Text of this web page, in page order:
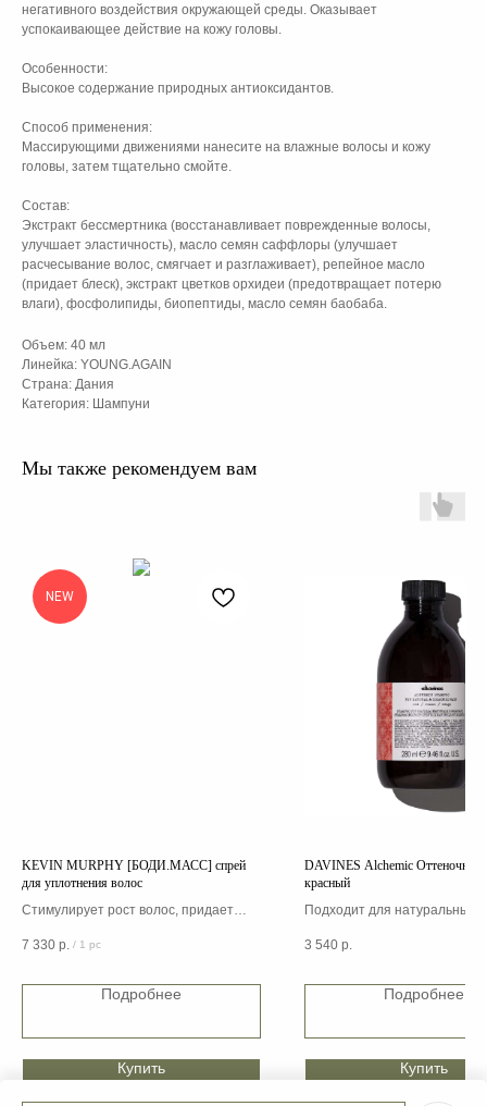
негативного воздействия окружающей среды. Оказывает
успокаивающее действие на кожу головы.
Особенности:
Высокое содержание природных антиоксидантов.
Способ применения:
Массирующими движениями нанесите на влажные волосы и кожу
головы, затем тщательно смойте.
Состав:
Экстракт бессмертника (восстанавливает поврежденные волосы,
улучшает эластичность), масло семян саффлоры (улучшает
расчесывание волос, смягчает и разглаживает), репейное масло
(придает блеск), экстракт цветков орхидеи (предотвращает потерю
влаги), фосфолипиды, биопептиды, масло семян баобаба.
Объем: 40 мл
Линейка: YOUNG.AGAIN
Страна: Дания
Категория: Шампуни
Мы также рекомендуем вам
NEW
KEVIN MURPHY [БОДИ.МАСС] спрей
для уплотнения волос
Стимулирует рост волос, придает
выпадение
7 330 р. / 1 pc
Подробнее
Купить
DAVINES Alchemic
красный
Подходит для натуральных и
махагоновых оттенков
3 540 р.
Подробнее
Купить